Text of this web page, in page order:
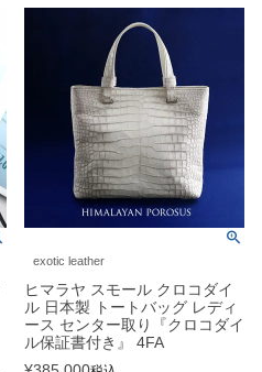
exotic leather
ヒマラヤ スモール クロコダイ
ル 日本製 トートバッグ レディ
ース センター取り『クロコダイ
ル保証書付き』 4FA